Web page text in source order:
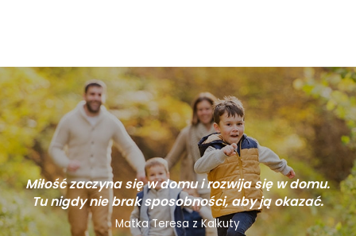
Miłość zaczyna się w domu i rozwija się w domu.
Tu nigdy nie brak sposobności, aby ją okazać.
Matka Teresa z Kalkuty